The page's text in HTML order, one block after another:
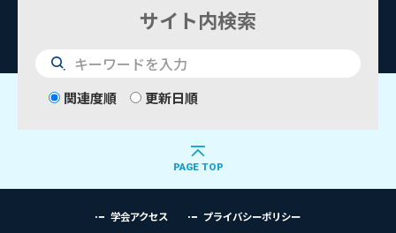
サイト内検索
検
索
関連度順 更新日順
PAGE TOP
学会アクセス プライバシーポリシー